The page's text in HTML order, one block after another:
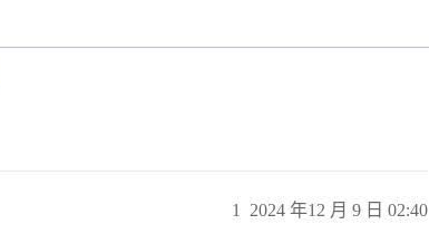
2024 年12 月 9 日 02:40
1